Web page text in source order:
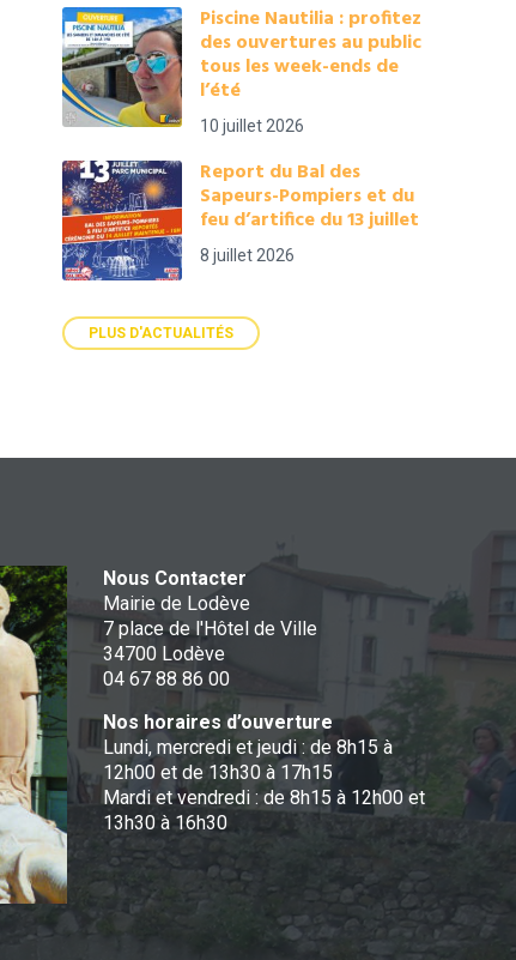
Piscine Nautilia : profitez
des ouvertures au public
tous les week-ends de
l’été
10 juillet 2026
Report du Bal des
Sapeurs-Pompiers et du
feu d’artifice du 13 juillet
8 juillet 2026
PLUS D'ACTUALITÉS
Nous Contacter
Mairie de Lodève
7 place de l'Hôtel de Ville
34700 Lodève
04 67 88 86 00
Nos horaires d’ouverture
Lundi, mercredi et jeudi : de 8h15 à
12h00 et de 13h30 à 17h15
Mardi et vendredi : de 8h15 à 12h00 et
13h30 à 16h30